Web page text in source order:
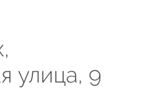
улица, 9